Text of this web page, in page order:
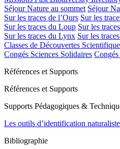
Séjour Nature au sommet Séjour
Sur les traces de l’Ours Sur les
Sur les traces du Loup Sur les
Sur les traces du Lynx Sur les
Classes de Découvertes
Congés Sciences Solidaires
Références et Supports
Références et Supports
Supports Pédagogiques &
Les outils d’identification
Bibliographie